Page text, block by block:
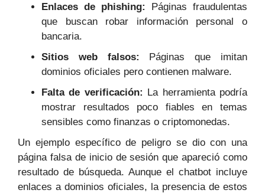
Enlaces de phishing:
Páginas fraudulentas
que buscan robar información personal o
bancaria.
Sitios web falsos: Páginas que imitan
dominios oficiales pero contienen malware.
Falta de verificación: La herramienta podría
mostrar resultados poco fiables en temas
sensibles como finanzas o criptomonedas.
Un ejemplo específico de peligro se dio con una
página falsa de inicio de sesión que apareció como
resultado de búsqueda. Aunque el chatbot incluye
enlaces a dominios oficiales, la presencia de estos